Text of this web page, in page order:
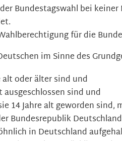
Bundestagswahl bei
für die
im Sinne des
alt oder älter sind und
sind und
14 Jahre alt geworden sind,
Bundesrepublik
in Deutschland